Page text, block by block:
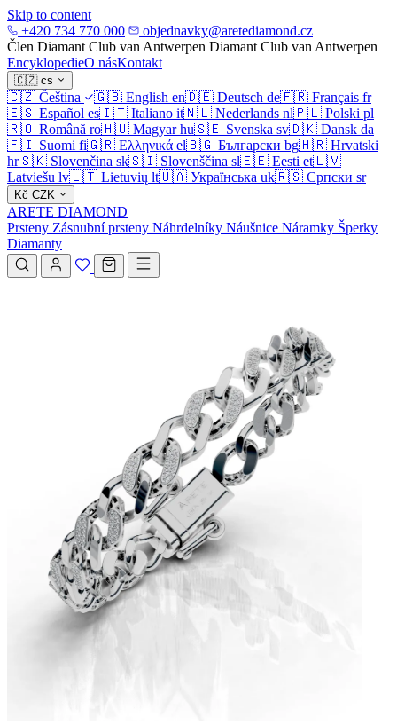
Skip to content
+420 734 770 000
objednavky@aretediamond.cz
Člen Diamant Club van Antwerpen Diamant Club van Antwerpen
EncyklopedieO násKontakt
🇨🇿 cs
🇨🇿 Čeština 🇬🇧 English en🇩🇪 Deutsch de🇫🇷 Français fr
🇪🇸 Español es🇮🇹 Italiano it🇳🇱 Nederlands nl🇵🇱 Polski pl
🇷🇴 Română ro🇭🇺 Magyar hu🇸🇪 Svenska sv🇩🇰 Dansk da
🇫🇮 Suomi fi🇬🇷 Ελληνικά el🇧🇬 Български bg🇭🇷 Hrvatski
hr🇸🇰 Slovenčina sk🇸🇮 Slovenščina sl🇪🇪 Eesti et🇱🇻
Latviešu lv🇱🇹 Lietuvių lt🇺🇦 Українська uk🇷🇸 Српски sr
Kč CZK
ARETE DIAMOND
Prsteny Zásnubní prsteny Náhrdelníky Náušnice Náramky Šperky
Diamanty